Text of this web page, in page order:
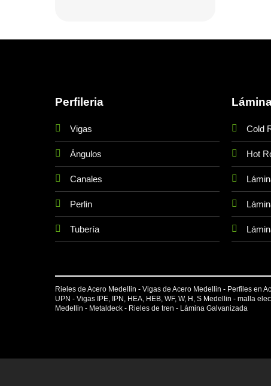
Perfileria
Vigas
Ángulos
Canales
Perlin
Tubería
Cold
Hot
Rieles de Acero Medellin - Vigas de Acero Medellin - Perfiles en
UPN - Vigas IPE, IPN, HEA, HEB, WF, W, H, S Medellin - malla
Medellin - Metaldeck - Rieles de tren - Lámina Galvanizada